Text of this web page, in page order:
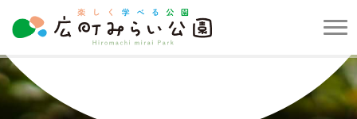
し
く
メ
ュ
ー
を